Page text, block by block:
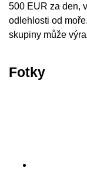
500 EUR za den,
odlehlosti od
skupiny může
Fotky